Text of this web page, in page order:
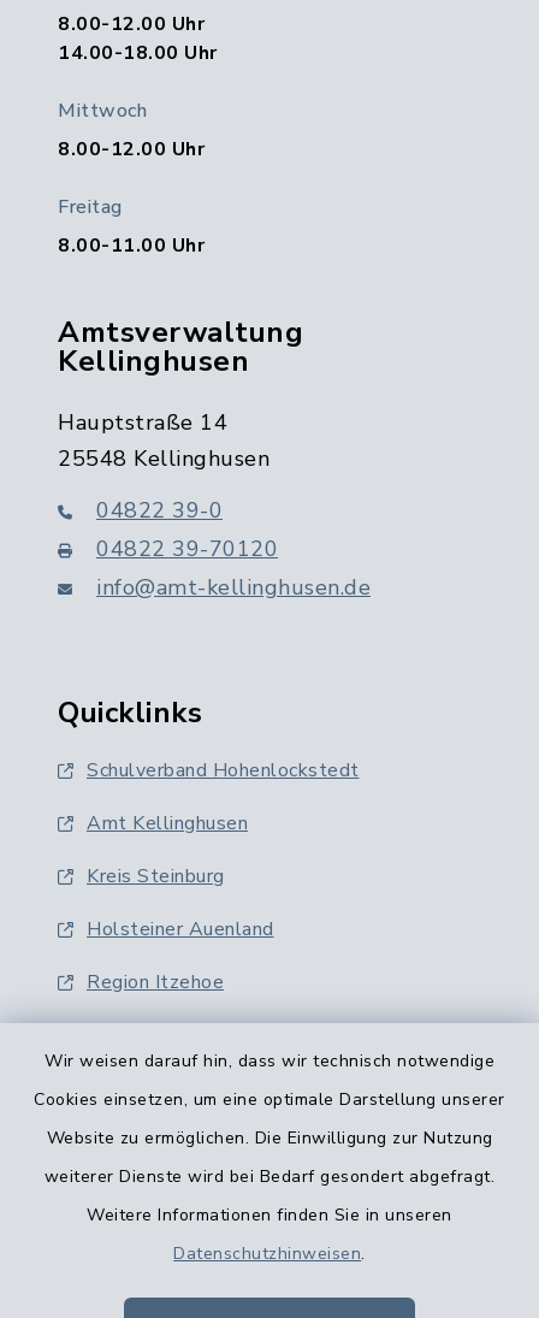
Wir weisen darauf hin, dass wir technisch notwendige
Cookies einsetzen, um eine optimale Darstellung unserer
Website zu ermöglichen. Die Einwilligung zur Nutzung
weiterer Dienste wird bei Bedarf gesondert abgefragt.
Weitere Informationen finden Sie in unseren
Datenschutzhinweisen.
8.00-12.00 Uhr
14.00-18.00 Uhr
Mittwoch
8.00-12.00 Uhr
Freitag
8.00-11.00 Uhr
Amtsverwaltung
Kellinghusen
Hauptstraße 14
25548 Kellinghusen
04822 39-0
04822 39-70120
info@amt-kellinghusen.de
Quicklinks
Schulverband Hohenlockstedt
Amt Kellinghusen
Kreis Steinburg
Holsteiner Auenland
Region Itzehoe
Barrierefreiheit